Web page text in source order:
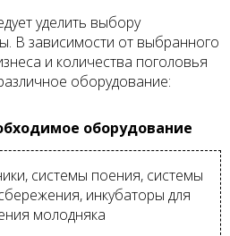
уделить выбору
В зависимости от выбранного
и количества поголовья
оборудование:
оборудование
системы поения, системы
инкубаторы для
молодняка